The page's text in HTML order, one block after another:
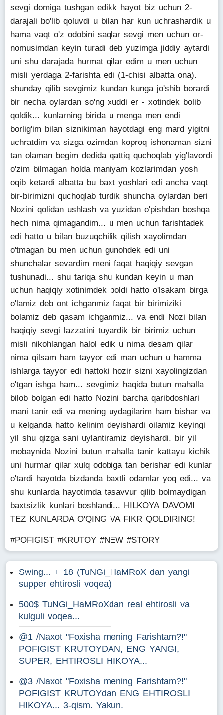
sevgi domiga tushgan edikk hayot biz uchun 2-
darajali bo'lib qoluvdi u bilan har kun uchrashardik u
hama vaqt o'z odobini saqlar sevgi men uchun or-
nomusimdan keyin turadi deb yuzimga jiddiy aytardi
uni shu darajada hurmat qilar edim u men uchun
misli yerdaga 2-farishta edi (1-chisi albatta ona).
shunday qilib sevgimiz kundan kunga jo'shib borardi
bir necha oylardan so'ng xuddi er - xotindek bolib
qoldik... kunlarning birida u menga men endi
borlig'im bilan siznikiman hayotdagi eng mard yigitni
uchratdim va sizga ozimdan koproq ishonaman sizni
tan olaman begim dedida qattiq quchoqlab yig'lavordi
o'zim bilmagan holda maniyam kozlarimdan yosh
oqib ketardi albatta bu baxt yoshlari edi ancha vaqt
bir-birimizni quchoqlab turdik shuncha oylardan beri
Nozini qolidan ushlash va yuzidan o'pishdan boshqa
hech nima qimagandim... u men uchun farishtadek
edi hatto u bilan buzuqchilik qilish xayolimdan
o'tmagan bu men uchun gunohdek edi uni
shunchalar sevardim meni faqat haqiqiy sevgan
tushunadi... shu tariqa shu kundan keyin u man
uchun haqiqiy xotinimdek boldi hatto o'lsakam birga
o'lamiz deb ont ichganmiz faqat bir birimiziki
bolamiz deb qasam ichganmiz... va endi Nozi bilan
haqiqiy sevgi lazzatini tuyardik bir birimiz uchun
misli nikohlangan halol edik u nima desam qilar
nima qilsam ham tayyor edi man uchun u hamma
ishlarga tayyor edi hattoki hozir sizni xayolingizdan
o'tgan ishga ham... sevgimiz haqida butun mahalla
bilob bolgan edi hatto Nozini barcha qaribdoshlari
mani tanir edi va mening uydagilarim ham bishar va
u kelganda hatto kelinim deyishardi oilamiz keyingi
yil shu qizga sani uylantiramiz deyishardi. bir yil
mobaynida Nozini butun mahalla tanir kattayu kichik
uni hurmar qilar xulq odobiga tan berishar edi kunlar
o'tardi hayotda bizdanda baxtli odamlar yoq edi... va
shu kunlarda hayotimda tasavvur qilib bolmaydigan
baxtsizlik kunlari boshlandi... HILKOYA DAVOMI
TEZ KUNLARDA O'QING VA FIKR QOLDIRING!
#POFIGIST #KRUTOY #NEW #STORY
Swing... + 18 (TuNGi_HaMRoX dan yangi
supper ehtirosli voqea)
500$ TuNGi_HaMRoXdan real ehtirosli va
kulguli voqea...
@1 /Naxot "Foxisha mening Farishtam?!"
POFIGIST KRUTOYDAN, ENG YANGI,
SUPER, EHTIROSLI HIKOYA...
@3 /Naxot "Foxisha mening Farishtam?!"
POFIGIST KRUTOYdan ENG EHTIROSLI
HIKOYA... 3-qism. Yakun.